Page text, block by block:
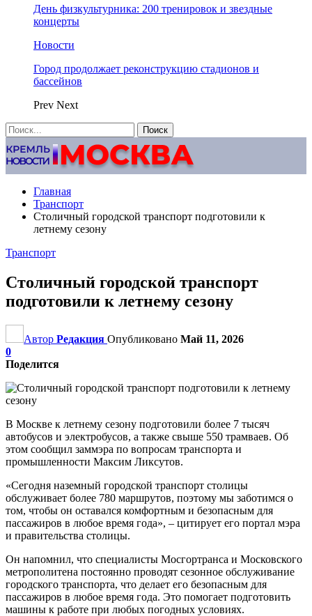
День физкультурника: 200 тренировок и звездные
концерты
Новости
Город продолжает реконструкцию стадионов и
бассейнов
Prev Next
Главная
Транспорт
Столичный городской транспорт подготовили к
летнему сезону
Транспорт
Столичный городской транспорт
подготовили к летнему сезону
Автор Редакция Опубликовано Май 11, 2026
0
Поделится
В Москве к летнему сезону подготовили более 7 тысяч
автобусов и электробусов, а также свыше 550 трамваев. Об
этом сообщил заммэра по вопросам транспорта и
промышленности Максим Ликсутов.
«Сегодня наземный городской транспорт столицы
обслуживает более 780 маршрутов, поэтому мы заботимся о
том, чтобы он оставался комфортным и безопасным для
пассажиров в любое время года», – цитирует его портал мэра
и правительства столицы.
Он напомнил, что специалисты Мосгортранса и Московского
метрополитена постоянно проводят сезонное обслуживание
городского транспорта, что делает его безопасным для
пассажиров в любое время года. Это помогает подготовить
машины к работе при любых погодных условиях.